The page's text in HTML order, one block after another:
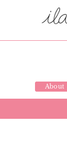
About